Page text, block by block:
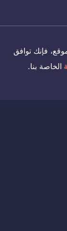
فإنك توافق
الخاصة بنا.